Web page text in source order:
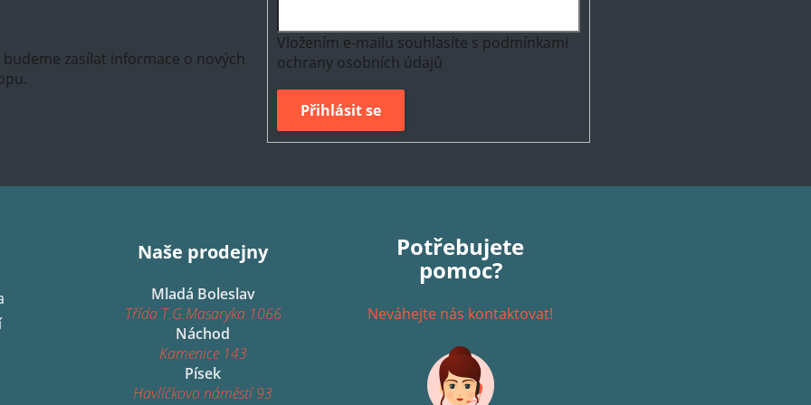
zasílat informace o nových
Vložením e-mailu souhlasíte s podmínkami
ochrany osobních údajů
Přihlásit se
Naše prodejny
Mladá Boleslav
Třída T.G.Masaryka 1066
Náchod
Kamenice 143
Písek
Havlíčkovo náměstí 93
Potřebujete
pomoc?
Neváhejte nás kontaktovat!